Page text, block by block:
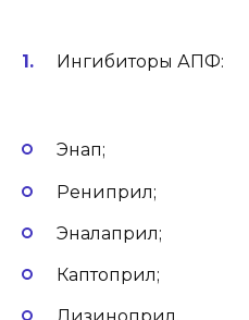
Ингибиторы АПФ:
Энап;
Рениприл;
Эналаприл;
Каптоприл;